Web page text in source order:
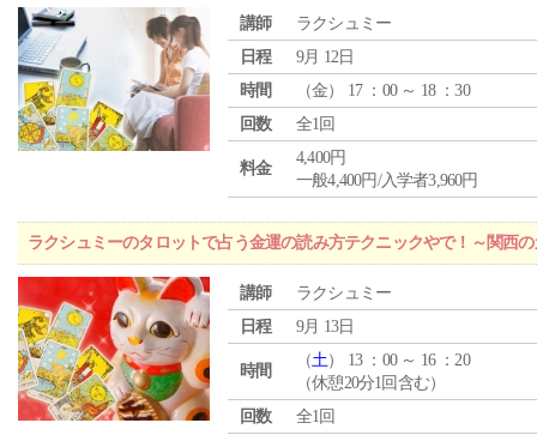
講師
ラクシュミー
日程
9月 12日
時間
（金） 17 ：00 ～ 18 ：30
回数
全1回
料金
4,400円
一般4,400円/入学者3,960円
ラクシュミーのタロットで占う金運の読み方テクニックやで！～関西
講師
ラクシュミー
日程
9月 13日
時間
（土） 13 ：00 ～ 16 ：20
（休憩20分1回含む）
回数
全1回